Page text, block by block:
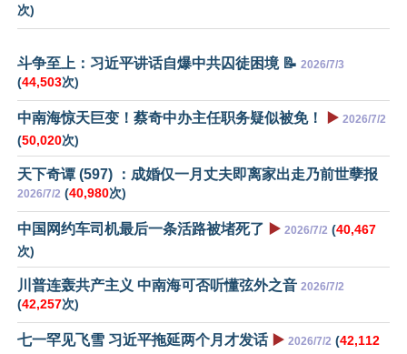
次)
斗争至上：习近平讲话自爆中共囚徒困境 📝 2026/7/3
(44,503次)
中南海惊天巨变！蔡奇中办主任职务疑似被免！ ▶️ 2026/7/2
(50,020次)
天下奇谭 (597) ：成婚仅一月丈夫即离家出走乃前世孽报
2026/7/2 (40,980次)
中国网约车司机最后一条活路被堵死了 ▶️ 2026/7/2 (40,467
次)
川普连轰共产主义 中南海可否听懂弦外之音 2026/7/2
(42,257次)
七一罕见飞雪 习近平拖延两个月才发话 ▶️ 2026/7/2 (42,112